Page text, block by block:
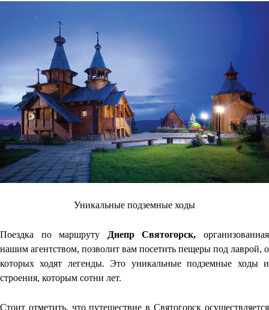
Уникальные подземные ходы
Поездка по маршруту Днепр Святогорск,организованная
нашим агентством, позволит вам посетить пещеры под лаврой, о
которых ходят легенды. Это уникальные подземные ходы и
строения, которым сотни лет.
Стоит отметить, что путешествие в Святогорск осуществляется